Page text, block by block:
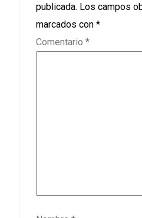
publicada. Los campos
marcados con *
Comentario *